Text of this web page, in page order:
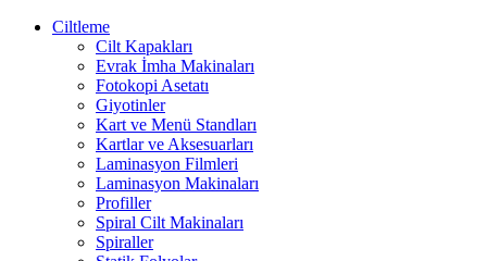
Ciltleme
Cilt Kapakları
Evrak İmha Makinaları
Fotokopi Asetatı
Giyotinler
Kart ve Menü Standları
Kartlar ve Aksesuarları
Laminasyon Filmleri
Laminasyon Makinaları
Profiller
Spiral Cilt Makinaları
Spiraller